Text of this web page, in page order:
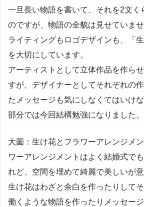
一旦長い物語を書いて、それを2文く
のですが、物語の全貌は見せていませ
ライティングもロゴデザインも、「
を大切にしています。
アーティストとして立体作品を作ら
すが、デザイナーとしてそれぞれの
たメッセージも気にしなくてはいけ
部分では今回結構勉強になりました。
大薗：生け花とフラワーアレンジメ
ワーアレンジメントはよく結婚式で
れど、空間を埋めて綺麗で美しいが
生け花はわざと余白を作ったりして
働くような物語を作ったりメッセー